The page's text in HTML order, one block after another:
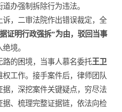
办强制拆除行为违法。
，二审法院作出错误裁定，全
证明行政强拆”为由，驳回当事
境。
的困境，当事人慕名委托王卫
权工作。接手案件后，律师团队
，深挖案件关键疑点，穷尽法
、梳理完整证据链，依法向检